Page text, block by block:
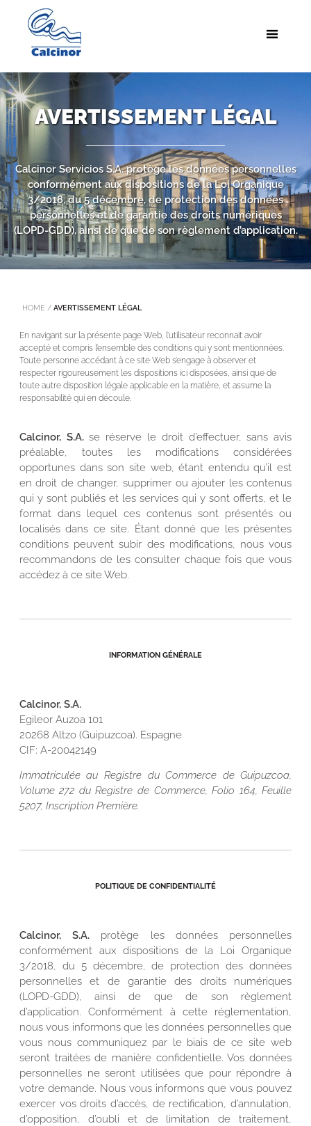
AVERTISSEMENT LÉGAL
Calcinor Servicios S.A. protège les données personnelles
conformément aux dispositions de la Loi Organique
3/2018, du 5 décembre, de protection des données
personnelles et de garantie des droits numériques
(LOPD-GDD), ainsi de que de son règlement d’application.
HOME / AVERTISSEMENT LÉGAL
En navigant sur la présente page Web, l’utilisateur reconnait avoir
accepté et compris l’ensemble des conditions qui y sont mentionnées.
Toute personne accédant à ce site Web s’engage à observer et
respecter rigoureusement les dispositions ici disposées, ainsi que de
toute autre disposition légale applicable en la matière, et assume la
responsabilité qui en découle.
Calcinor, S.A.se réserve le droit d’effectuer, sans avis
préalable, toutes les modifications considérées
opportunes dans son site web, étant entendu qu’il est
en droit de changer, supprimer ou ajouter les contenus
qui y sont publiés et les services qui y sont offerts, et le
format dans lequel ces contenus sont présentés ou
localisés dans ce site. Étant donné que les présentes
conditions peuvent subir des modifications, nous vous
recommandons de les consulter chaque fois que vous
accédez à ce site Web.
INFORMATION GÉNÉRALE
Calcinor, S.A.
Egileor Auzoa 101
20268 Altzo (Guipuzcoa). Espagne
CIF: A-20042149
Immatriculée au Registre du Commerce de Guipuzcoa,
Volume 272 du Registre de Commerce, Folio 164, Feuille
5207, Inscription Première.
POLITIQUE DE CONFIDENTIALITÉ
Calcinor, S.A. protège les données personnelles
conformément aux dispositions de la Loi Organique
3/2018, du 5 décembre, de protection des données
personnelles et de garantie des droits numériques
(LOPD-GDD), ainsi de que de son règlement
d’application. Conformément à cette réglementation,
nous vous informons que les données personnelles que
vous nous communiquez par le biais de ce site web
seront traitées de manière confidentielle. Vos données
personnelles ne seront utilisées que pour répondre à
votre demande. Nous vous informons que vous pouvez
exercer vos droits d’accès, de rectification, d’annulation,
d’opposition, d’oubli et de limitation de traitement,